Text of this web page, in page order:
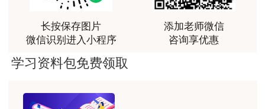
林老师讲得非常好！
用户m8****66
用户c2****r6
长按保存图片
微信识别进入小程序
添加老师微信
咨询享优惠
学习资料包免费领取